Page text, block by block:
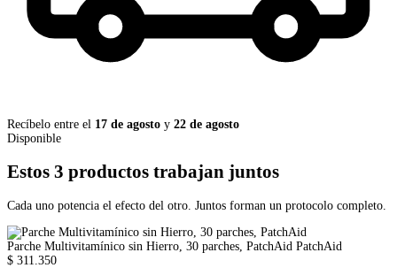
Recíbelo entre el 17 de agosto y 22 de agosto
Disponible
Estos 3 productos trabajan juntos
Cada uno potencia el efecto del otro. Juntos forman un protocolo completo.
Parche Multivitamínico sin Hierro, 30 parches, PatchAid PatchAid
$ 311.350